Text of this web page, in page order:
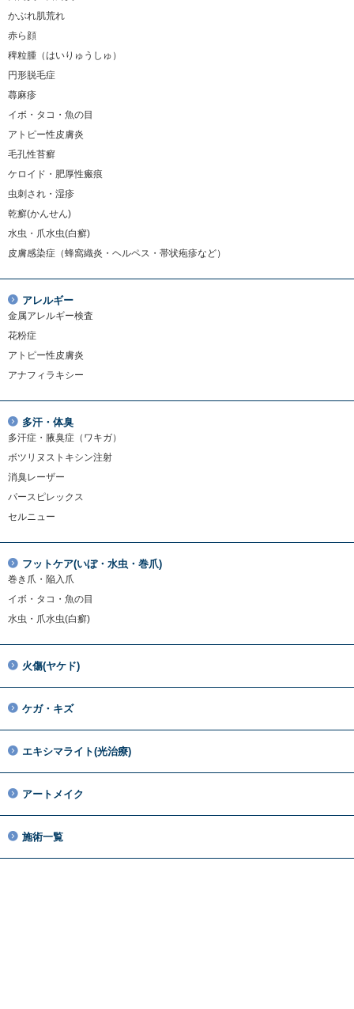
かぶれ肌荒れ
赤ら顔
稗粒腫（はいりゅうしゅ）
円形脱毛症
蕁麻疹
イボ・タコ・魚の目
アトピー性皮膚炎
毛孔性苔癬
ケロイド・肥厚性瘢痕
虫刺され・湿疹
乾癬(かんせん)
水虫・爪水虫(白癬)
皮膚感染症（蜂窩織炎・ヘルペス・帯状疱疹など）
アレルギー
金属アレルギー検査
花粉症
アトピー性皮膚炎
アナフィラキシー
多汗・体臭
多汗症・腋臭症（ワキガ）
ボツリヌストキシン注射
消臭レーザー
パースピレックス
セルニュー
フットケア(いぼ・水虫・巻爪)
巻き爪・陥入爪
イボ・タコ・魚の目
水虫・爪水虫(白癬)
火傷(ヤケド)
ケガ・キズ
エキシマライト(光治療)
アートメイク
施術一覧